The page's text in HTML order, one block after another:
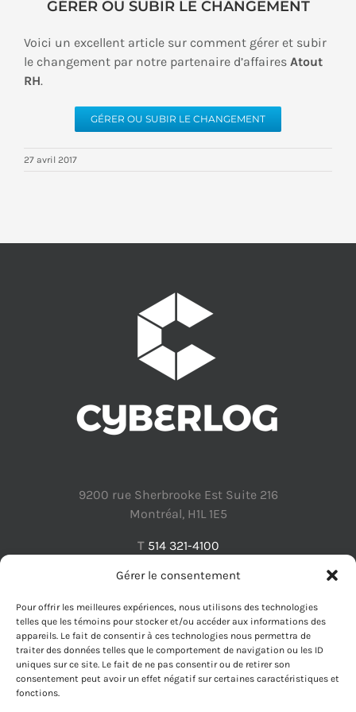
Gérer le consentement
Pour offrir les meilleures expériences, nous utilisons des technologies
telles que les témoins pour stocker et/ou accéder aux informations des
appareils. Le fait de consentir à ces technologies nous permettra de
traiter des données telles que le comportement de navigation ou les ID
uniques sur ce site. Le fait de ne pas consentir ou de retirer son
consentement peut avoir un effet négatif sur certaines caractéristiques et
fonctions.
GÉRER OU SUBIR LE CHANGEMENT
Voici un excellent article sur comment gérer et subir
le changement par notre partenaire d’affaires Atout
RH.
GÉRER OU SUBIR LE CHANGEMENT
27 avril 2017
9200 rue Sherbrooke Est Suite 216
Montréal, H1L 1E5
T 514 321-4100
Protection des renseignements personnels